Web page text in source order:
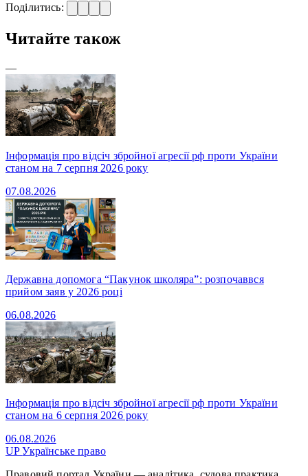
Поділитись:
Читайте також
—
Інформація про відсіч збройної агресії рф проти України
станом на 7 серпня 2026 року
07.08.2026
Державна допомога “Пакунок школяра”: розпочаввся
прийом заяв у 2026 році
06.08.2026
Інформація про відсіч збройної агресії рф проти України
станом на 6 серпня 2026 року
06.08.2026
UPУкраїнське право